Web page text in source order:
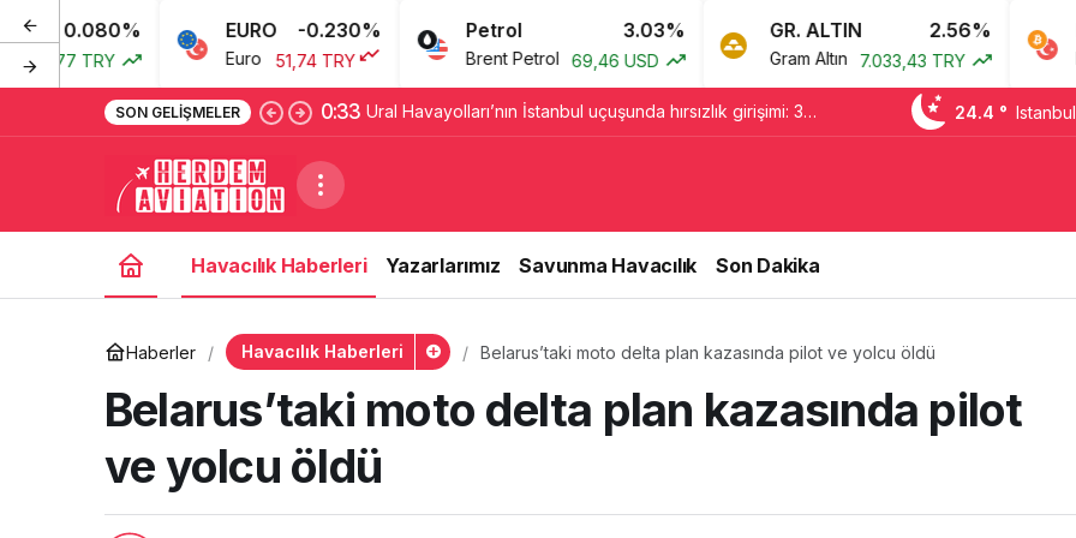
EURO -0.230%
Euro 51,74 TRY
Petrol
Brent Petrol 69,46 USD
GR. ALTIN 2.56%
Gram Altın 7.033,43 TRY
BTC
Bitcoin
SON GELIŞMELER 0:33 Ural Havayolları’nın İstanbul uçuşunda hırsızlık girişimi: 3 24.4 ° Istanbul
Havacılık Haberleri Yazarlarımız Savunma Havacılık Son Dakika
Haberler Havacılık Haberleri Belarus’taki moto delta plan kazasında pilot ve yolcu öldü
Belarus’taki moto delta plan kazasında pilot
ve yolcu öldü